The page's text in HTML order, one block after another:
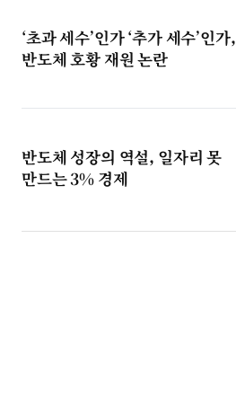
‘초과 세수’인가 ‘추가 세수’인가,
반도체 호황 재원 논란
반도체 성장의 역설, 일자리 못
만드는 3% 경제